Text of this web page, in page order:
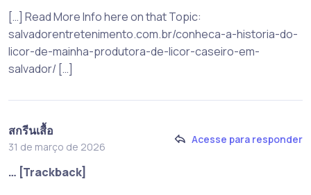
[…] Read More Info here on that Topic:
salvadorentretenimento.com.br/conheca-a-historia-do-
licor-de-mainha-produtora-de-licor-caseiro-em-
salvador/ […]
สกรีนเสื้อ
31 de março de 2026
Acesse para responder
… [Trackback]